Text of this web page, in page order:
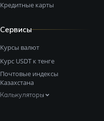
Кредитные карты
Сервисы
Курсы валют
Курс USDT к тенге
Почтовые индексы
Казахстана
Калькуляторы